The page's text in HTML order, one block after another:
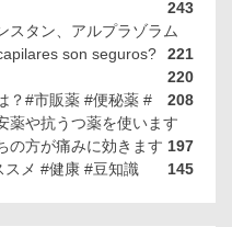
243
スタン、アルプラゾラム
221
son seguros?
220
？#市販薬 #便秘薬 #
208
薬や抗うつ薬を使います
197
の方が痛みに効きます
メ #健康 #豆知識
145